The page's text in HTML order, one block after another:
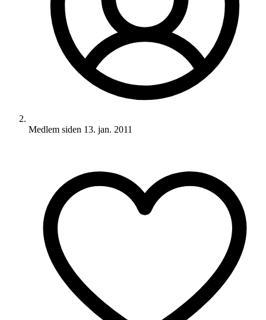
Medlem siden 13. jan. 2011